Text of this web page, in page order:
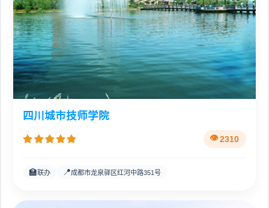
四川城市技师学院
2310
🏫联办 📍成都市龙泉驿区红河中路351号